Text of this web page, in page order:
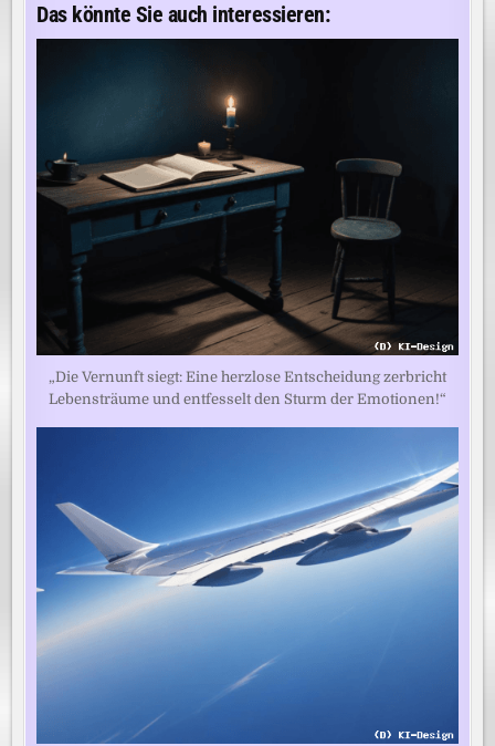
Das könnte Sie auch interessieren:
„Die Vernunft siegt: Eine herzlose Entscheidung zerbricht
Lebensträume und entfesselt den Sturm der Emotionen!“